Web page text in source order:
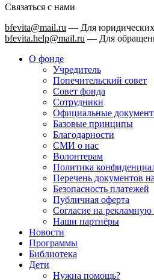
Связаться с нами
bfevita@mail.ru — Для
bfevita.help@mail.ru — Для
О фонде
Учредитель
Попечительский совет
Совет фонда
Сотрудники
Официальные
Базовые принципы
Благодарности
СМИ о нас
Волонтерам
Политика
Перечень документов
Безопасность платежей
Публичная оферта
Согласие на
Наши партнёры
Новости
Программы
Библиотека
Дети
Нужна помощь?